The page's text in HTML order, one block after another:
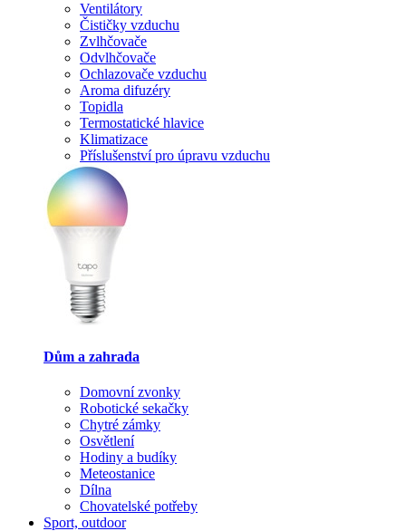
Ventilátory
Čističky vzduchu
Zvlhčovače
Odvlhčovače
Ochlazovače vzduchu
Aroma difuzéry
Topidla
Termostatické hlavice
Klimatizace
Příslušenství pro úpravu vzduchu
Dům a zahrada
Domovní zvonky
Robotické sekačky
Chytré zámky
Osvětlení
Hodiny a budíky
Meteostanice
Dílna
Chovatelské potřeby
Sport, outdoor